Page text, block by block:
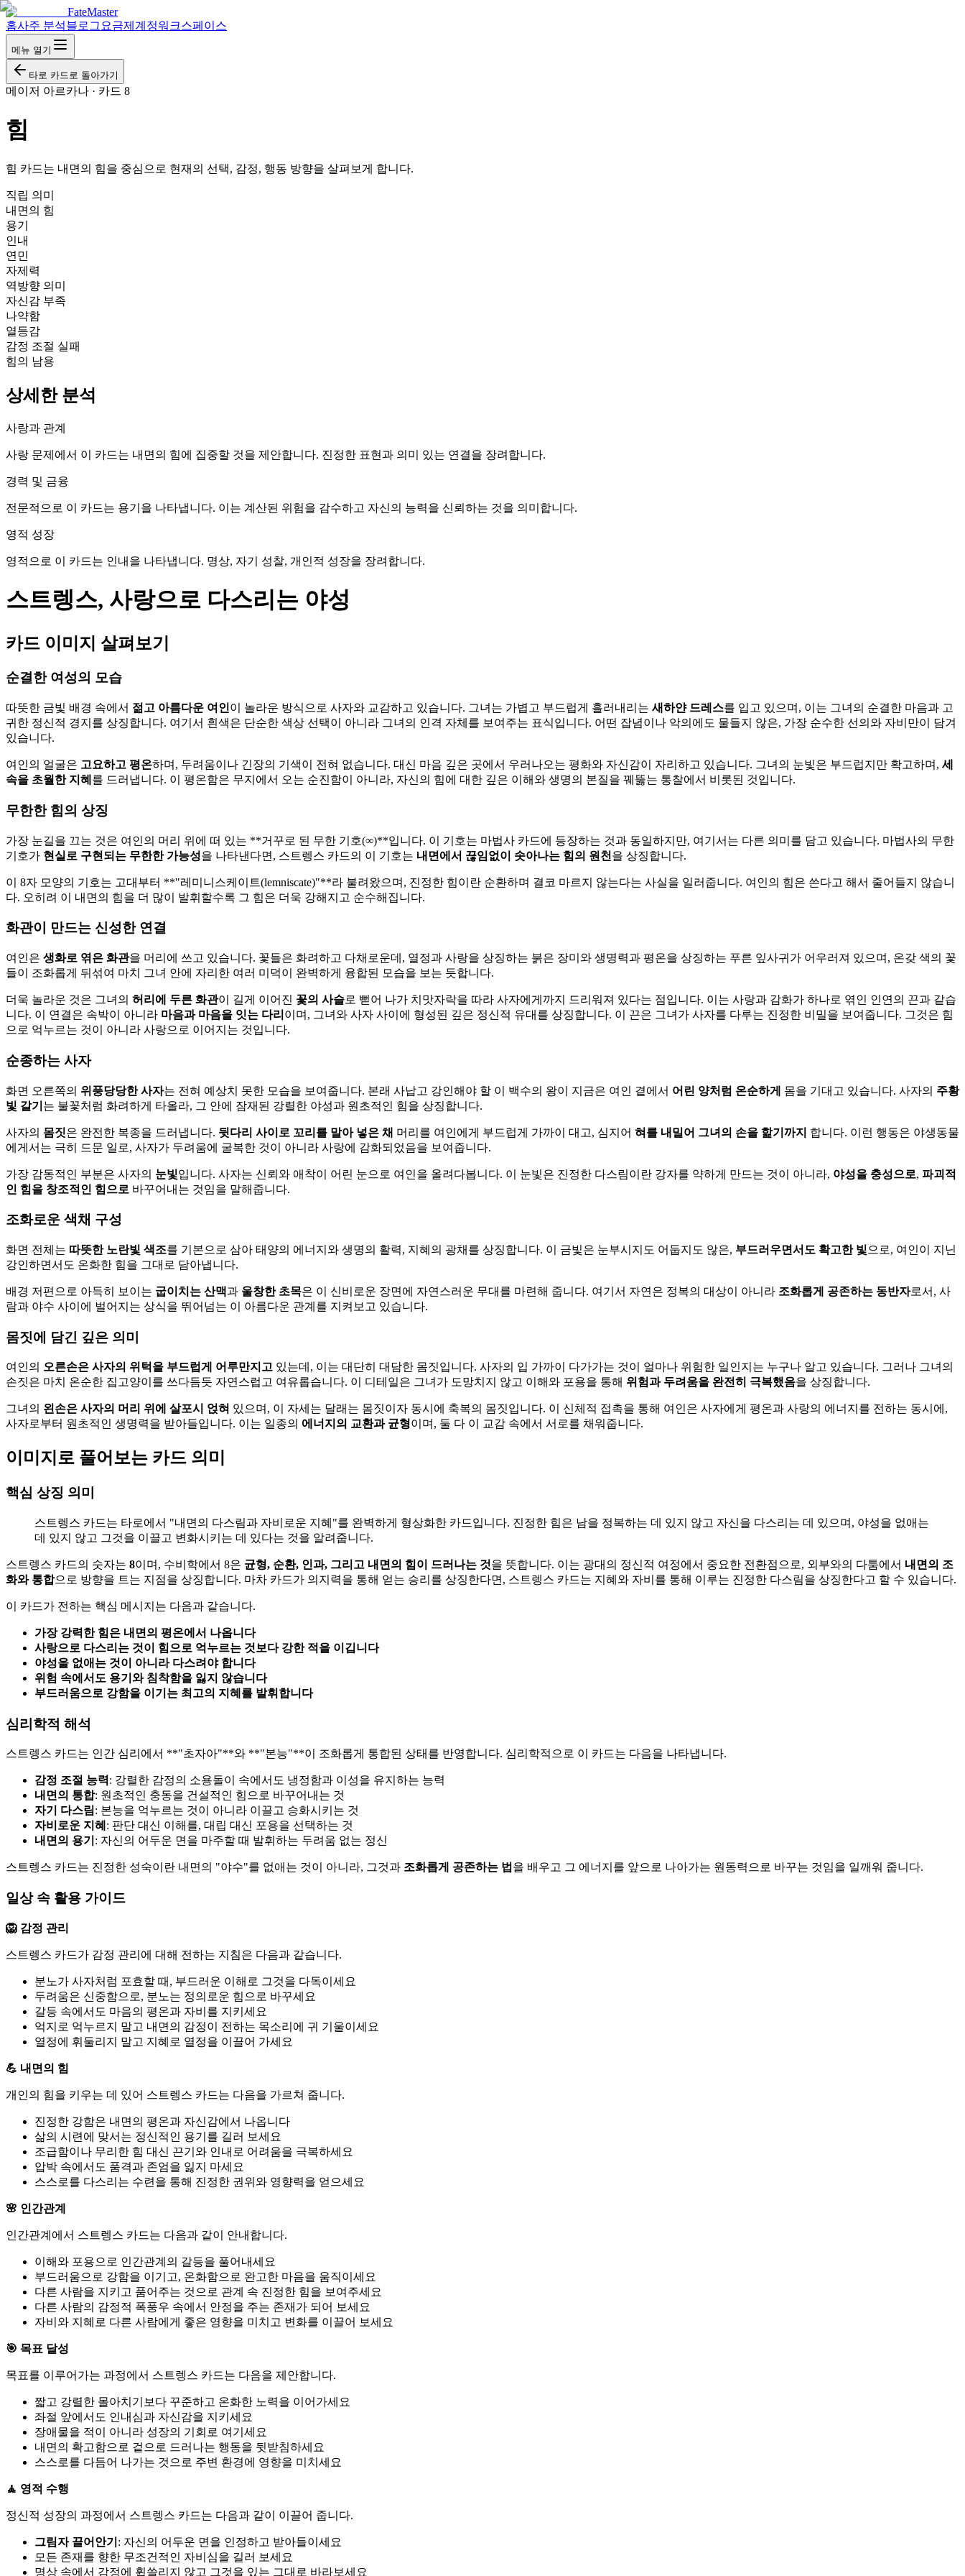
FateMaster
홈사주 분석블로그 요금제 계정워크스페이스
메뉴 열기
타로 카드로 돌아가기
메이저 아르카나 · 카드 8
힘
힘 카드는 내면의 힘을 중심으로 현재의 선택, 감정, 행동 방향을 살펴보게 합니다.
직립 의미
내면의 힘
용기
인내
연민
자제력
역방향 의미
자신감 부족
나약함
열등감
감정 조절 실패
힘의 남용
상세한 분석
사랑과 관계
사랑 문제에서 이 카드는 내면의 힘에 집중할 것을 제안합니다. 진정한 표현과 의미 있는 연결을 장려합니다.
경력 및 금융
전문적으로 이 카드는 용기을 나타냅니다. 이는 계산된 위험을 감수하고 자신의 능력을 신뢰하는 것을 의미합니다.
영적 성장
영적으로 이 카드는 인내을 나타냅니다. 명상, 자기 성찰, 개인적 성장을 장려합니다.
스트렝스, 사랑으로 다스리는 야성
카드 이미지 살펴보기
순결한 여성의 모습
따뜻한 금빛 배경 속에서 젊고 아름다운 여인이 놀라운 방식으로 사자와 교감하고 있습니다. 그녀는 가볍고 부드럽게 흘러내리는 새하얀 드레스를 입고 있으며, 이는 그녀의 순결한 마음과 고
귀한 정신적 경지를 상징합니다. 여기서 흰색은 단순한 색상 선택이 아니라 그녀의 인격 자체를 보여주는 표식입니다. 어떤 잡념이나 악의에도 물들지 않은, 가장 순수한 선의와 자비만이 담겨
있습니다.
여인의 얼굴은 고요하고 평온하며, 두려움이나 긴장의 기색이 전혀 없습니다. 대신 마음 깊은 곳에서 우러나오는 평화와 자신감이 자리하고 있습니다. 그녀의 눈빛은 부드럽지만 확고하며, 세
속을 초월한 지혜 를 드러냅니다. 이 평온함은 무지에서 오는 순진함이 아니라, 자신의 힘에 대한 깊은 이해와 생명의 본질을 꿰뚫는 통찰에서 비롯된 것입니다.
무한한 힘의 상징
가장 눈길을 끄는 것은 여인의 머리 위에 떠 있는 **거꾸로 된 무한 기호(∞)**입니다. 이 기호는 마법사 카드에 등장하는 것과 동일하지만, 여기서는 다른 의미를 담고 있습니다. 마법사의 무한
기호가 현실로 구현되는 무한한 가능성을 나타낸다면, 스트렝스 카드의 이 기호는 내면에서 끊임없이 솟아나는 힘의 원천 을 상징합니다.
이 8자 모양의 기호는 고대부터 **"레미니스케이트(lemniscate)"**라 불려왔으며, 진정한 힘이란 순환하며 결코 마르지 않는다는 사실을 일러줍니다. 여인의 힘은 쓴다고 해서 줄어들지 않습니
다. 오히려 이 내면의 힘을 더 많이 발휘할수록 그 힘은 더욱 강해지고 순수해집니다.
화관이 만드는 신성한 연결
여인은 생화로 엮은 화관을 머리에 쓰고 있습니다. 꽃들은 화려하고 다채로운데, 열정과 사랑을 상징하는 붉은 장미와 생명력과 평온을 상징하는 푸른 잎사귀가 어우러져 있으며, 온갖 색의 꽃
들이 조화롭게 뒤섞여 마치 그녀 안에 자리한 여러 미덕이 완벽하게 융합된 모습을 보는 듯합니다.
더욱 놀라운 것은 그녀의 허리에 두른 화관이 길게 이어진 꽃의 사슬로 뻗어 나가 치맛자락을 따라 사자에게까지 드리워져 있다는 점입니다. 이는 사랑과 감화가 하나로 엮인 인연의 끈과 같습
니다. 이 연결은 속박이 아니라 마음과 마음을 잇는 다리 이며, 그녀와 사자 사이에 형성된 깊은 정신적 유대를 상징합니다. 이 끈은 그녀가 사자를 다루는 진정한 비밀을 보여줍니다. 그것은 힘
으로 억누르는 것이 아니라 사랑으로 이어지는 것입니다.
순종하는 사자
화면 오른쪽의 위풍당당한 사자는 전혀 예상치 못한 모습을 보여줍니다. 본래 사납고 강인해야 할 이 백수의 왕이 지금은 여인 곁에서 어린 양처럼 온순하게 몸을 기대고 있습니다. 사자의 주황
빛 갈기 는 불꽃처럼 화려하게 타올라, 그 안에 잠재된 강렬한 야성과 원초적인 힘을 상징합니다.
사자의 몸짓은 완전한 복종을 드러냅니다. 뒷다리 사이로 꼬리를 말아 넣은 채 머리를 여인에게 부드럽게 가까이 대고, 심지어 혀를 내밀어 그녀의 손을 핥기까지 합니다. 이런 행동은 야생동물
에게서는 극히 드문 일로, 사자가 두려움에 굴복한 것이 아니라 사랑에 감화되었음을 보여줍니다.
가장 감동적인 부분은 사자의 눈빛입니다. 사자는 신뢰와 애착이 어린 눈으로 여인을 올려다봅니다. 이 눈빛은 진정한 다스림이란 강자를 약하게 만드는 것이 아니라, 야성을 충성으로, 파괴적
인 힘을 창조적인 힘으로 바꾸어내는 것임을 말해줍니다.
조화로운 색채 구성
화면 전체는 따뜻한 노란빛 색조를 기본으로 삼아 태양의 에너지와 생명의 활력, 지혜의 광채를 상징합니다. 이 금빛은 눈부시지도 어둡지도 않은, 부드러우면서도 확고한 빛으로, 여인이 지닌
강인하면서도 온화한 힘을 그대로 담아냅니다.
배경 저편으로 아득히 보이는 굽이치는 산맥과 울창한 초목은 이 신비로운 장면에 자연스러운 무대를 마련해 줍니다. 여기서 자연은 정복의 대상이 아니라 조화롭게 공존하는 동반자로서, 사
람과 야수 사이에 벌어지는 상식을 뛰어넘는 이 아름다운 관계를 지켜보고 있습니다.
몸짓에 담긴 깊은 의미
여인의 오른손은 사자의 위턱을 부드럽게 어루만지고 있는데, 이는 대단히 대담한 몸짓입니다. 사자의 입 가까이 다가가는 것이 얼마나 위험한 일인지는 누구나 알고 있습니다. 그러나 그녀의
손짓은 마치 온순한 집고양이를 쓰다듬듯 자연스럽고 여유롭습니다. 이 디테일은 그녀가 도망치지 않고 이해와 포용을 통해 위험과 두려움을 완전히 극복했음을 상징합니다.
그녀의 왼손은 사자의 머리 위에 살포시 얹혀 있으며, 이 자세는 달래는 몸짓이자 동시에 축복의 몸짓입니다. 이 신체적 접촉을 통해 여인은 사자에게 평온과 사랑의 에너지를 전하는 동시에,
사자로부터 원초적인 생명력을 받아들입니다. 이는 일종의 에너지의 교환과 균형이며, 둘 다 이 교감 속에서 서로를 채워줍니다.
이미지로 풀어보는 카드 의미
핵심 상징 의미
스트렝스 카드는 타로에서 "내면의 다스림과 자비로운 지혜"를 완벽하게 형상화한 카드입니다. 진정한 힘은 남을 정복하는 데 있지 않고 자신을 다스리는 데 있으며, 야성을 없애는
데 있지 않고 그것을 이끌고 변화시키는 데 있다는 것을 알려줍니다.
스트렝스 카드의 숫자는 8이며, 수비학에서 8은 균형, 순환, 인과, 그리고 내면의 힘이 드러나는 것을 뜻합니다. 이는 광대의 정신적 여정에서 중요한 전환점으로, 외부와의 다툼에서 내면의 조
화와 통합으로 방향을 트는 지점을 상징합니다. 마차 카드가 의지력을 통해 얻는 승리를 상징한다면, 스트렝스 카드는 지혜와 자비를 통해 이루는 진정한 다스림을 상징한다고 할 수 있습니다.
이 카드가 전하는 핵심 메시지는 다음과 같습니다.
가장 강력한 힘은 내면의 평온에서 나옵니다
사랑으로 다스리는 것이 힘으로 억누르는 것보다 강한 적을 이깁니다
야성을 없애는 것이 아니라 다스려야 합니다
위험 속에서도 용기와 침착함을 잃지 않습니다
부드러움으로 강함을 이기는 최고의 지혜를 발휘합니다
심리학적 해석
스트렝스 카드는 인간 심리에서 **"초자아"**와 **"본능"**이 조화롭게 통합된 상태를 반영합니다. 심리학적으로 이 카드는 다음을 나타냅니다.
감정 조절 능력: 강렬한 감정의 소용돌이 속에서도 냉정함과 이성을 유지하는 능력
내면의 통합: 원초적인 충동을 건설적인 힘으로 바꾸어내는 것
자기 다스림: 본능을 억누르는 것이 아니라 이끌고 승화시키는 것
자비로운 지혜 : 판단 대신 이해를, 대립 대신 포용을 선택하는 것
내면의 용기 : 자신의 어두운 면을 마주할 때 발휘하는 두려움 없는 정신
스트렝스 카드는 진정한 성숙이란 내면의 "야수"를 없애는 것이 아니라, 그것과 조화롭게 공존하는 법 을 배우고 그 에너지를 앞으로 나아가는 원동력으로 바꾸는 것임을 일깨워 줍니다.
일상 속 활용 가이드
🦁 감정 관리
스트렝스 카드가 감정 관리에 대해 전하는 지침은 다음과 같습니다.
분노가 사자처럼 포효할 때, 부드러운 이해로 그것을 다독이세요
두려움은 신중함으로, 분노는 정의로운 힘으로 바꾸세요
갈등 속에서도 마음의 평온과 자비를 지키세요
억지로 억누르지 말고 내면의 감정이 전하는 목소리에 귀 기울이세요
열정에 휘둘리지 말고 지혜로 열정을 이끌어 가세요
💪 내면의 힘
개인의 힘을 키우는 데 있어 스트렝스 카드는 다음을 가르쳐 줍니다.
진정한 강함은 내면의 평온과 자신감에서 나옵니다
삶의 시련에 맞서는 정신적인 용기를 길러 보세요
조급함이나 무리한 힘 대신 끈기와 인내로 어려움을 극복하세요
압박 속에서도 품격과 존엄을 잃지 마세요
스스로를 다스리는 수련을 통해 진정한 권위와 영향력을 얻으세요
🌸 인간관계
인간관계에서 스트렝스 카드는 다음과 같이 안내합니다.
이해와 포용으로 인간관계의 갈등을 풀어내세요
부드러움으로 강함을 이기고, 온화함으로 완고한 마음을 움직이세요
다른 사람을 지키고 품어주는 것으로 관계 속 진정한 힘을 보여주세요
다른 사람의 감정적 폭풍우 속에서 안정을 주는 존재가 되어 보세요
자비와 지혜로 다른 사람에게 좋은 영향을 미치고 변화를 이끌어 보세요
🎯 목표 달성
목표를 이루어가는 과정에서 스트렝스 카드는 다음을 제안합니다.
짧고 강렬한 몰아치기보다 꾸준하고 온화한 노력을 이어가세요
좌절 앞에서도 인내심과 자신감을 지키세요
장애물을 적이 아니라 성장의 기회로 여기세요
내면의 확고함으로 겉으로 드러나는 행동을 뒷받침하세요
스스로를 다듬어 나가는 것으로 주변 환경에 영향을 미치세요
🧘 영적 수행
정신적 성장의 과정에서 스트렝스 카드는 다음과 같이 이끌어 줍니다.
그림자 끌어안기 : 자신의 어두운 면을 인정하고 받아들이세요
모든 존재를 향한 무조건적인 자비심을 길러 보세요
명상 속에서 감정에 휩쓸리지 않고 그것을 있는 그대로 바라보세요